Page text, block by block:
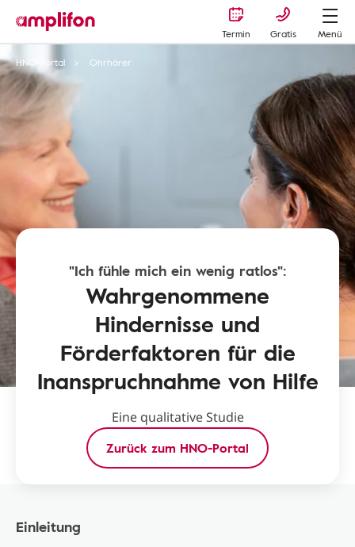
Termin Gratis
Menü
HNO-Portal
Ohrhörer
"Ich fühle mich ein wenig ratlos":
Wahrgenommene
Hindernisse und
Förderfaktoren für die
Inanspruchnahme von Hilfe
Eine qualitative Studie
Zurück zum HNO-Portal
Einleitung